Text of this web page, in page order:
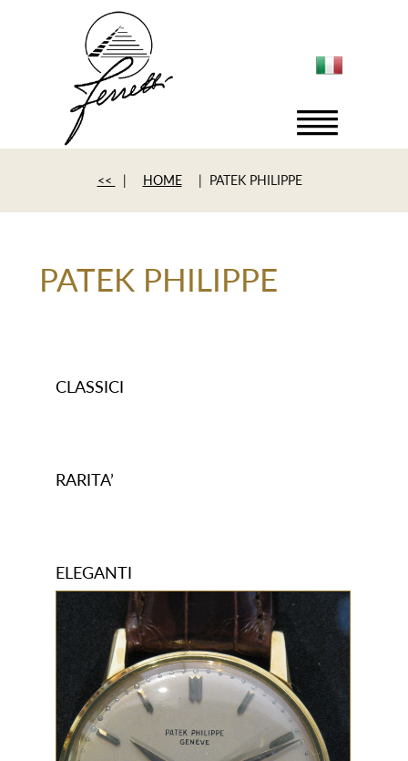
<< | HOME | PATEK PHILIPPE
PATEK PHILIPPE
CLASSICI
RARITA’
ELEGANTI